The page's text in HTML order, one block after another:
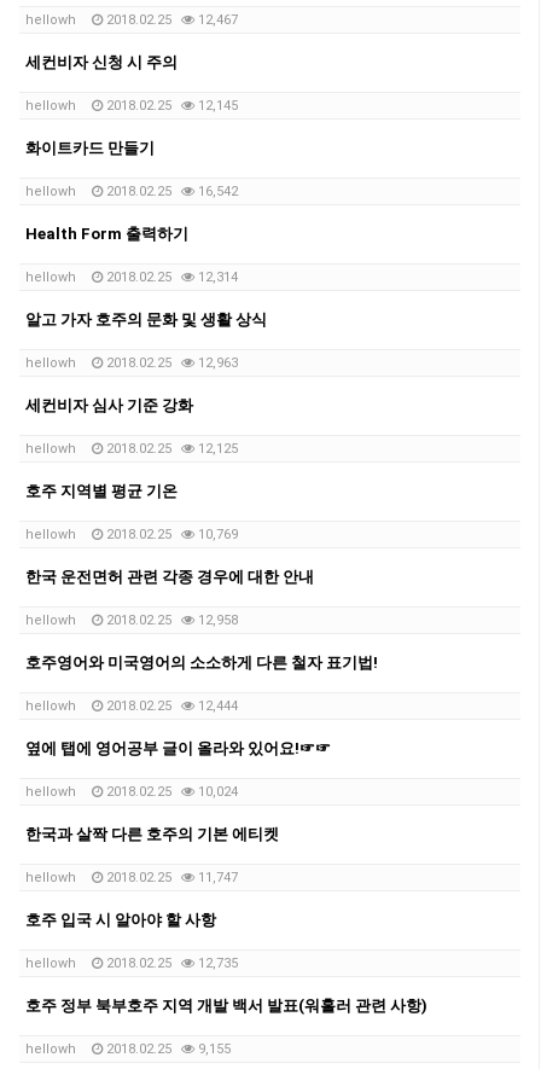
hellowh 2018.02.25 12,467
세컨비자 신청 시 주의
hellowh 2018.02.25 12,145
화이트카드 만들기
hellowh 2018.02.25 16,542
Health Form 출력하기
hellowh 2018.02.25 12,314
알고 가자 호주의 문화 및 생활 상식
hellowh 2018.02.25 12,963
세컨비자 심사 기준 강화
hellowh 2018.02.25 12,125
호주 지역별 평균 기온
hellowh 2018.02.25 10,769
한국 운전면허 관련 각종 경우에 대한 안내
hellowh 2018.02.25 12,958
호주영어와 미국영어의 소소하게 다른 철자 표기법!
hellowh 2018.02.25 12,444
옆에 탭에 영어공부 글이 올라와 있어요!☞☞
hellowh 2018.02.25 10,024
한국과 살짝 다른 호주의 기본 에티켓
hellowh 2018.02.25 11,747
호주 입국 시 알아야 할 사항
hellowh 2018.02.25 12,735
호주 정부 북부호주 지역 개발 백서 발표(워홀러 관련 사항)
hellowh 2018.02.25 9,155